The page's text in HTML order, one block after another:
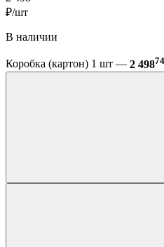
₽/шт
В наличии
Коробка (картон) 1 шт — 2 49874